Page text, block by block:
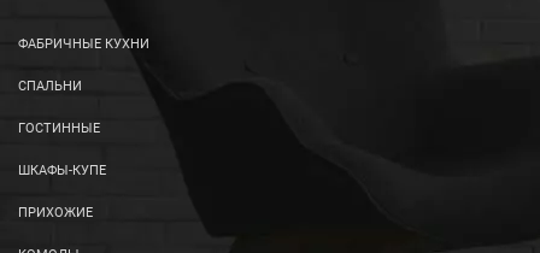
ФАБРИЧНЫЕ КУХНИ
СПАЛЬНИ
ГОСТИННЫЕ
ШКАФЫ-КУПЕ
ПРИХОЖИЕ